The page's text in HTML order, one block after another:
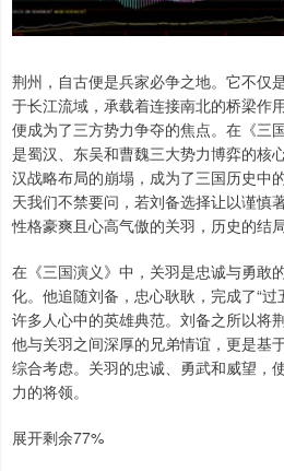
荆州，自古便是兵家必争之地。它不仅
于长江流域，承载着连接南北的桥梁作
便成为了三方势力争夺的焦点。在《三
是蜀汉、东吴和曹魏三大势力博弈的核
汉战略布局的崩塌，成为了三国历史中
天我们不禁要问，若刘备选择让以谨慎
性格豪爽且心高气傲的关羽，历史的结
在《三国演义》中，关羽是忠诚与勇敢
化。他追随刘备，忠心耿耿，完成了“过
许多人心中的英雄典范。刘备之所以将
他与关羽之间深厚的兄弟情谊，更是基
综合考虑。关羽的忠诚、勇武和威望，
力的将领。
展开剩余77%